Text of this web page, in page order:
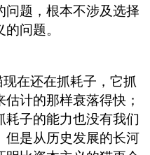
问题，根本不涉及选择
问题。
在还在抓耗子，它抓
计的那样衰落得快；
子的能力也没有我们
但是从历史发展的长河